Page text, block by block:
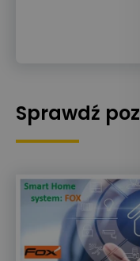
Sprawdź